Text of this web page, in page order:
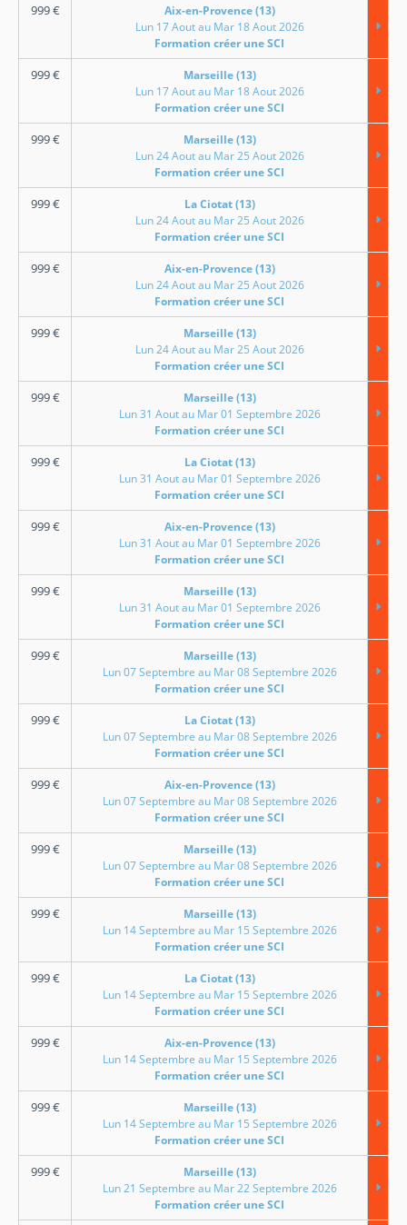
999€
Aix-en-Provence (13)
Lun 17 Aout au Mar 18 Aout 2026
Formation créer une SCI
999€
Marseille (13)
Lun 17 Aout au Mar 18 Aout 2026
Formation créer une SCI
999€
Marseille (13)
Lun 24 Aout au Mar 25 Aout 2026
Formation créer une SCI
999€
La Ciotat (13)
Lun 24 Aout au Mar 25 Aout 2026
Formation créer une SCI
999€
Aix-en-Provence (13)
Lun 24 Aout au Mar 25 Aout 2026
Formation créer une SCI
999€
Marseille (13)
Lun 24 Aout au Mar 25 Aout 2026
Formation créer une SCI
999€
Marseille (13)
Lun 31 Aout au Mar 01 Septembre 2026
Formation créer une SCI
999€
La Ciotat (13)
Lun 31 Aout au Mar 01 Septembre 2026
Formation créer une SCI
999€
Aix-en-Provence (13)
Lun 31 Aout au Mar 01 Septembre 2026
Formation créer une SCI
999€
Marseille (13)
Lun 31 Aout au Mar 01 Septembre 2026
Formation créer une SCI
999€
Marseille (13)
Lun 07 Septembre au Mar 08 Septembre 2026
Formation créer une SCI
999€
La Ciotat (13)
Lun 07 Septembre au Mar 08 Septembre 2026
Formation créer une SCI
999€
Aix-en-Provence (13)
Lun 07 Septembre au Mar 08 Septembre 2026
Formation créer une SCI
999€
Marseille (13)
Lun 07 Septembre au Mar 08 Septembre 2026
Formation créer une SCI
999€
Marseille (13)
Lun 14 Septembre au Mar 15 Septembre 2026
Formation créer une SCI
999€
La Ciotat (13)
Lun 14 Septembre au Mar 15 Septembre 2026
Formation créer une SCI
999€
Aix-en-Provence (13)
Lun 14 Septembre au Mar 15 Septembre 2026
Formation créer une SCI
999€
Marseille (13)
Lun 14 Septembre au Mar 15 Septembre 2026
Formation créer une SCI
999€
Marseille (13)
Lun 21 Septembre au Mar 22 Septembre 2026
Formation créer une SCI